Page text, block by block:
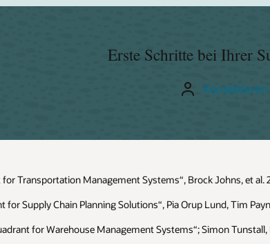
Erste Schritte bei Ihrer
Kontaktieren
Transportation Management Systems“, Brock Johns, et al.
for Supply Chain Planning Solutions“, Pia Orup Lund, Tim
for Warehouse Management Systems“; Simon